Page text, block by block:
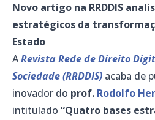
Novo artigo na RRDDIS
estratégicos da
Estado
ARevista Rede de Direito
Sociedade (RRDDIS) acaba de
inovador do prof. Rodolfo
intitulado “Quatro bases